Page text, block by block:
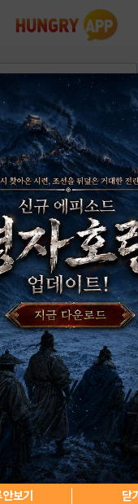
/ 비밀번호 찾기 회원가
보기 닫기
로그인 PC버전 전체앱
처리방침 | 청소년 보호정책 | 불법
번호:119-86-61101 (주)스마트나우 대표
산디지털1로 171 연락처:063-284-
년보호책임자:김동욱
번호:서울아02322 | 등록일자:2016년4
인:(주)스마트나우 송현두 | 편집인:김동